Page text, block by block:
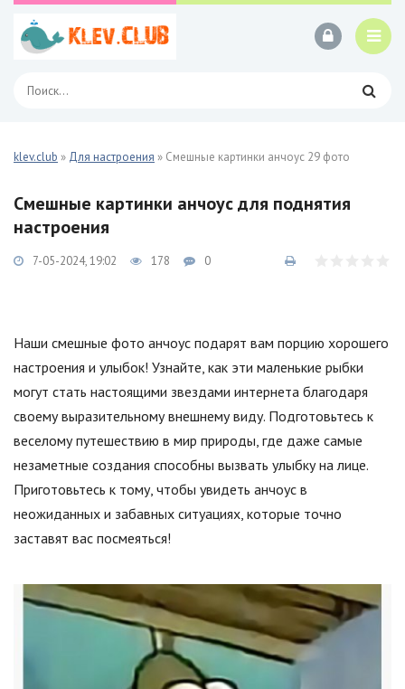
klev.club » Для настроения » Смешные картинки анчоус 29 фото
Смешные картинки анчоус для поднятия
настроения
7-05-2024, 19:02 178 0
Наши смешные фото анчоус подарят вам порцию хорошего
настроения и улыбок! Узнайте, как эти маленькие рыбки
могут стать настоящими звездами интернета благодаря
своему выразительному внешнему виду. Подготовьтесь к
веселому путешествию в мир природы, где даже самые
незаметные создания способны вызвать улыбку на лице.
Приготовьтесь к тому, чтобы увидеть анчоус в
неожиданных и забавных ситуациях, которые точно
заставят вас посмеяться!